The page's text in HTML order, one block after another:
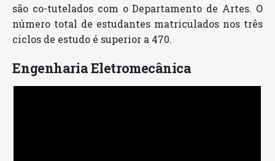
são co-tutelados com o Departamento de Artes. O
número total de estudantes matriculados nos três
ciclos de estudo é superior a 470.
Engenharia Eletromecânica